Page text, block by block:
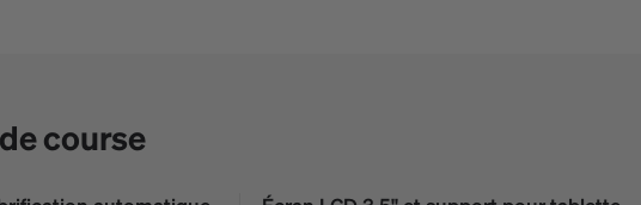
course